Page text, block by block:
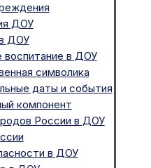
ДОУ
ДОУ
воспитание в ДОУ
символика
даты и события
компонент
России в ДОУ
в ДОУ